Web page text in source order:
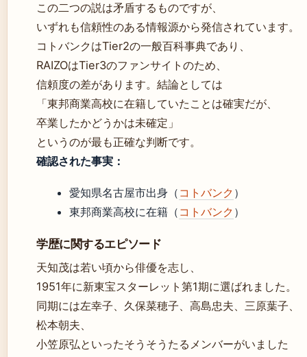
この二つの説は矛盾するものですが、
いずれも信頼性のある情報源から発信されています。
コトバンクはTier2の一般百科事典であり、
RAIZOはTier3のファンサイトのため、
信頼度の差があります。結論としては
「東邦商業高校に在籍していたことは確実だが、
卒業したかどうかは未確定」
というのが最も正確な判断です。
確認された事実：
愛知県名古屋市出身（ コトバンク ）
東邦商業高校に在籍（ コトバンク ）
学歴に関するエピソード
天知茂は若い頃から俳優を志し、
1951年に新東宝スターレット第1期に選ばれました。
同期には左幸子、久保菜穂子、高島忠夫、三原葉子、
松本朝夫、
小笠原弘といったそうそうたるメンバーがいました